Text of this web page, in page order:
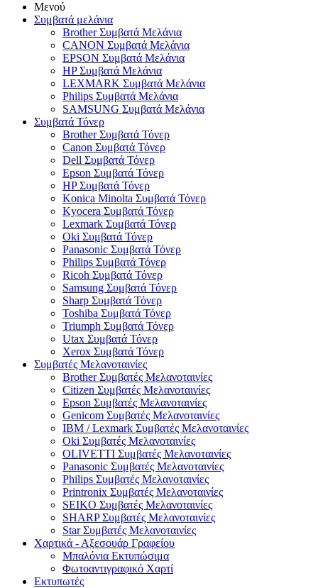
Μενού
Συμβατά μελάνια
Brother Συμβατά Μελάνια
CANON Συμβατά Μελάνια
EPSON Συμβατά Μελάνια
HP Συμβατά Μελάνια
LEXMARK Συμβατά Μελάνια
Philips Συμβατά Μελάνια
SAMSUNG Συμβατά Μελάνια
Συμβατά Τόνερ
Brother Συμβατά Τόνερ
Canon Συμβατά Τόνερ
Dell Συμβατά Τόνερ
Epson Συμβατά Τόνερ
HP Συμβατά Τόνερ
Konica Minolta Συμβατά Τόνερ
Kyocera Συμβατά Τόνερ
Lexmark Συμβατά Τόνερ
Oki Συμβατά Τόνερ
Panasonic Συμβατά Τόνερ
Philips Συμβατά Τόνερ
Ricoh Συμβατά Τόνερ
Samsung Συμβατά Τόνερ
Sharp Συμβατά Τόνερ
Toshiba Συμβατά Τόνερ
Triumph Συμβατά Τόνερ
Utax Συμβατά Τόνερ
Xerox Συμβατά Τόνερ
Συμβατές Μελανοταινίες
Brother Συμβατές Μελανοταινίες
Citizen Συμβατές Μελανοταινίες
Epson Συμβατές Μελανοταινίες
Genicom Συμβατές Μελανοταινίες
IBM / Lexmark Συμβατές Μελανοταινίες
Oki Συμβατές Μελανοταινίες
OLIVETTI Συμβατές Μελανοταινίες
Panasonic Συμβατές Μελανοταινίες
Philips Συμβατές Μελανοταινίες
Printronix Συμβατές Μελανοταινίες
SEIKO Συμβατές Μελανοταινίες
SHARP Συμβατές Μελανοταινίες
Star Συμβατές Μελανοταινίες
Χαρτικά - Αξεσουάρ Γραφείου
Μπαλόνια Εκτυπώσιμα
Φωτοαντιγραφικό Χαρτί
Εκτυπωτές